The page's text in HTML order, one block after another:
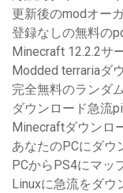
更新後のmodオー
登録なしの無料の
Minecraft 12.2.2サ
Modded terrariaダ
完全無料のランダ
ダウンロード急流
Minecraftダウンロ
あなたのPCにダウ
PCからPS4にマッ
Linuxに急流をダウ